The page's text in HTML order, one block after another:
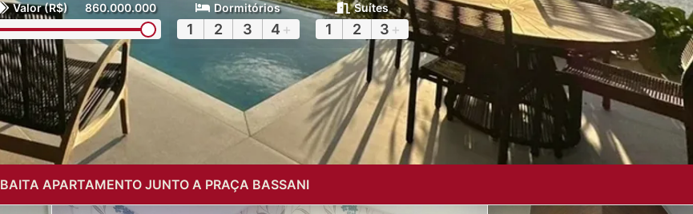
Valor (R$) 860.000.000 Dormitórios
1 2 3 4 +
Suítes
1 2 3 +
BAITA APARTAMENTO JUNTO A PRAÇA BASSANI